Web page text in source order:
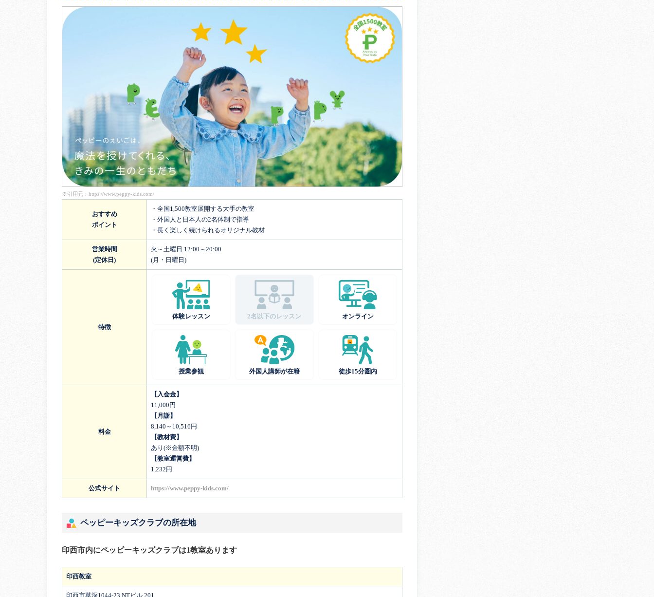
※引用元： https://www.peppy-kids.com/
おすすめ
ポイント
・全国1,500教室展開する大手の教室
・外国人と日本人の2名体制で指導
・長く楽しく続けられるオリジナル教材
営業時間
(定休日)
火～土曜日 12:00～20:00
(月・日曜日)
特徴
体験レッスン 2名以下のレッスン オンライン
授業参観 外国人講師が在籍 徒歩15分圏内
料金
【入会金】
11,000円
【月謝】
8,140～10,516円
【教材費】
あり(※金額不明)
【教室運営費】
1,232円
公式サイト https://www.peppy-kids.com/
ペッピーキッズクラブの所在地
印西市内にペッピーキッズクラブは1教室あります
印西教室
印西市草深1044-23 NTビル 201